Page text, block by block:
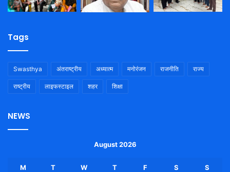
Tags
Swasthya अंतराष्ट्रीय अध्यात्म मनोरंजन राजनीति राज्य
राष्ट्रीय लाइफस्टाइल शहर शिक्षा
NEWS
August 2026
M T W T F S S